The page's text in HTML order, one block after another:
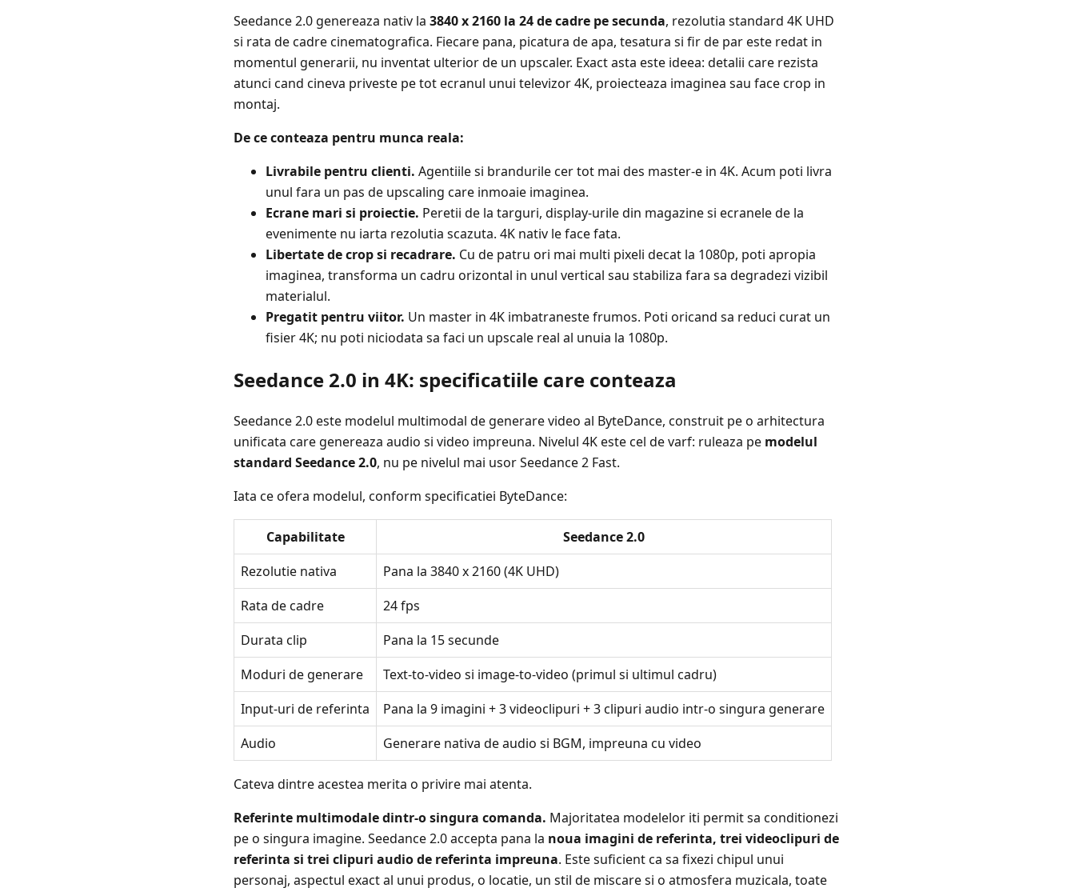
Seedance 2.0 genereaza nativ la 3840 x 2160 la 24 de cadre pe secunda, rezolutia standard 4K UHD
si rata de cadre cinematografica. Fiecare pana, picatura de apa, tesatura si fir de par este redat in
momentul generarii, nu inventat ulterior de un upscaler. Exact asta este ideea: detalii care rezista
atunci cand cineva priveste pe tot ecranul unui televizor 4K, proiecteaza imaginea sau face crop in
montaj.
De ce conteaza pentru munca reala:
Livrabile pentru clienti. Agentiile si brandurile cer tot mai des master-e in 4K. Acum poti livra
unul fara un pas de upscaling care inmoaie imaginea.
Ecrane mari si proiectie. Peretii de la targuri, display-urile din magazine si ecranele de la
evenimente nu iarta rezolutia scazuta. 4K nativ le face fata.
Libertate de crop si recadrare. Cu de patru ori mai multi pixeli decat la 1080p, poti apropia
imaginea, transforma un cadru orizontal in unul vertical sau stabiliza fara sa degradezi vizibil
materialul.
Pregatit pentru viitor. Un master in 4K imbatraneste frumos. Poti oricand sa reduci curat un
fisier 4K; nu poti niciodata sa faci un upscale real al unuia la 1080p.
Seedance 2.0 in 4K: specificatiile care conteaza
Seedance 2.0 este modelul multimodal de generare video al ByteDance, construit pe o arhitectura
unificata care genereaza audio si video impreuna. Nivelul 4K este cel de varf: ruleaza pe modelul
standard Seedance 2.0, nu pe nivelul mai usor Seedance 2 Fast.
Iata ce ofera modelul, conform specificatiei ByteDance:
Capabilitate
Seedance 2.0
Rezolutie nativa
Pana la 3840 x 2160 (4K UHD)
Rata de cadre
24 fps
Durata clip
Pana la 15 secunde
Moduri de generare
Text-to-video si image-to-video (primul si ultimul cadru)
Input-uri de referinta
Pana la 9 imagini + 3 videoclipuri + 3 clipuri audio intr-o singura generare
Audio
Generare nativa de audio si BGM, impreuna cu video
Cateva dintre acestea merita o privire mai atenta.
Referinte multimodale dintr-o singura comanda. Majoritatea modelelor iti permit sa conditionezi
pe o singura imagine. Seedance 2.0 accepta pana la noua imagini de referinta, trei videoclipuri de
referinta si trei clipuri audio de referinta impreuna. Este suficient ca sa fixezi chipul unui
personaj, aspectul exact al unui produs, o locatie, un stil de miscare si o atmosfera muzicala, toate